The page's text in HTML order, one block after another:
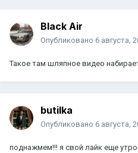
Black Air
Опубликовано 6 августа,
Такое там шляпное видео
butilka
Опубликовано 6 августа,
поднажмем!!! я свой лайк еще